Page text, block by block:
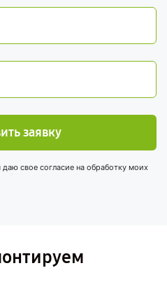
заявку
свое согласие на обработку моих